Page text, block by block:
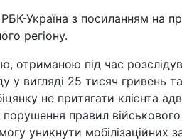
Україна з посиланням на
регіону.
отриманою під час
у вигляді 25 тисяч гривень
не притягати клієнта
порушення правил
уникнути мобілізаційних